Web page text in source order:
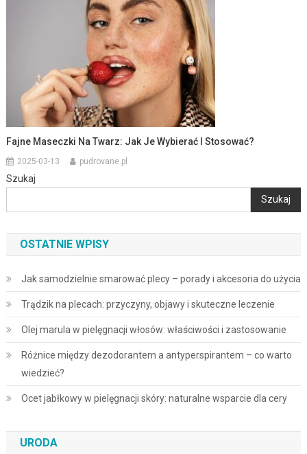
Fajne Maseczki Na Twarz: Jak Je Wybierać I Stosować?
2025-03-13 pudrovane.pl
Szukaj
Szukaj
OSTATNIE WPISY
Jak samodzielnie smarować plecy – porady i akcesoria do użycia
Trądzik na plecach: przyczyny, objawy i skuteczne leczenie
Olej marula w pielęgnacji włosów: właściwości i zastosowanie
Różnice między dezodorantem a antyperspirantem – co warto
wiedzieć?
Ocet jabłkowy w pielęgnacji skóry: naturalne wsparcie dla cery
URODA